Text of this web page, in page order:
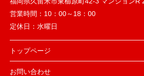
営業時間： 10：00～18：00
定休日： 水曜日
トップページ
お問い合わせ